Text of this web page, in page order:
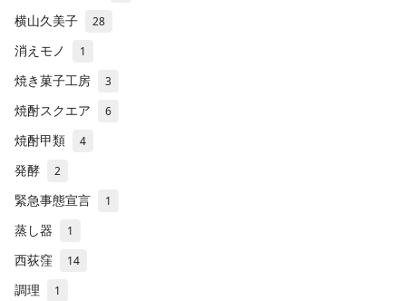
横山久美子 28
消えモノ 1
焼き菓子工房 3
焼酎スクエア 6
焼酎甲類 4
発酵 2
緊急事態宣言 1
蒸し器 1
西荻窪 14
調理 1